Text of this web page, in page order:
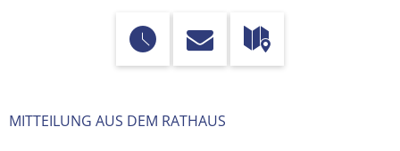
MITTEILUNG AUS DEM RATHAUS